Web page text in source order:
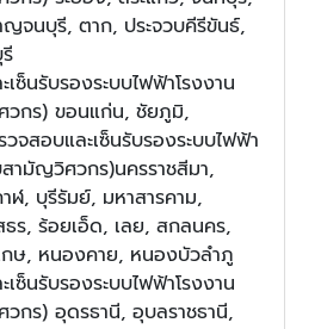
ญจนบุรี, ตาก, ประจวบคีรีขันธ์,
ซ็นรับรองระบบไฟฟ้าโรงงาน
วกร) ขอนแก่น, ชัยภูมิ,
จสอบและเซ็นรับรองระบบไฟฟ้า
สามัญวิศวกร)นครราชสีมา,
ฬ, บุรีรัมย์, มหาสารคาม,
ธร, ร้อยเอ็ด, เลย, สกลนคร,
กษ, หนองคาย, หนองบัวลำภู
ซ็นรับรองระบบไฟฟ้าโรงงาน
กร) อุดรธานี, อุบลราชธานี,